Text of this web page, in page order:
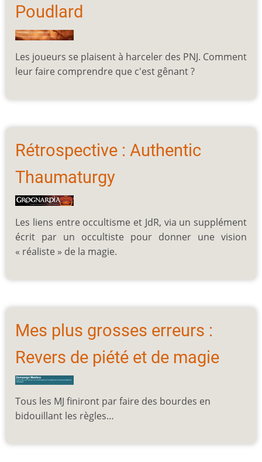
Poudlard
Les joueurs se plaisent à harceler des PNJ. Comment
leur faire comprendre que c'est gênant ?
Rétrospective : Authentic
Thaumaturgy
Les liens entre occultisme et JdR, via un supplément
écrit par un occultiste pour donner une vision
« réaliste » de la magie.
Mes plus grosses erreurs :
Revers de piété et de magie
Tous les MJ finiront par faire des bourdes en
bidouillant les règles…